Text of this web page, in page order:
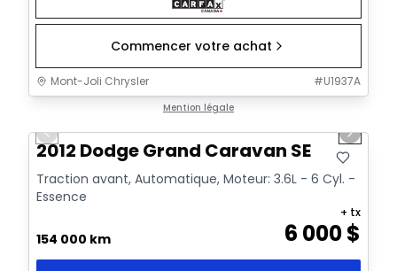
Commencer votre achat
Mont-Joli Chrysler #U1937A
Mention légale
Previous slide Next
2012 Dodge Grand Caravan SE
Traction avant, Automatique, Moteur: 3.6L - 6 Cyl. -
Essence
154 000 km 6 000$
+ tx